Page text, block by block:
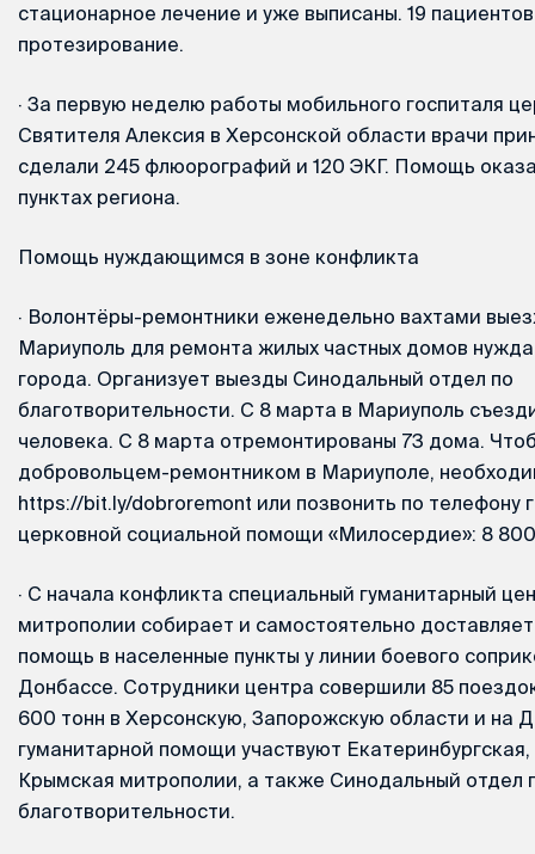
стационарное лечение и уже выписаны. 19
протезирование.
· За первую неделю работы мобильного госпиталя
Святителя Алексия в Херсонской области врачи
сделали 245 флюорографий и 120 ЭКГ. Помощь
пунктах региона.
Помощь нуждающимся в зоне конфликта
· Волонтёры-ремонтники еженедельно вахтами
Мариуполь для ремонта жилых частных домов
города. Организует выезды Синодальный отдел по
благотворительности. С 8 марта в Мариуполь
человека. С 8 марта отремонтированы 73 дома.
добровольцем-ремонтником в Мариуполе,
https://bit.ly/dobroremont или позвонить по телефону
церковной социальной помощи «Милосердие»: 8
· С начала конфликта специальный гуманитарный
митрополии собирает и самостоятельно
помощь в населенные пункты у линии боевого
Донбассе. Сотрудники центра совершили 85
600 тонн в Херсонскую, Запорожскую области и на
гуманитарной помощи участвуют Екатеринбургская,
Крымская митрополии, а также Синодальный отдел
благотворительности.